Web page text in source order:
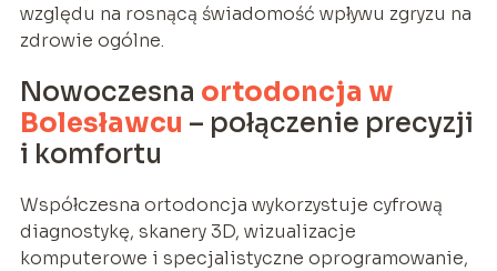
względu na rosnącą świadomość wpływu zgryzu na
zdrowie ogólne.
Nowoczesna ortodoncja w
Bolesławcu – połączenie precyzji
i komfortu
Współczesna ortodoncja wykorzystuje cyfrową
diagnostykę, skanery 3D, wizualizacje
komputerowe i specjalistyczne oprogramowanie,